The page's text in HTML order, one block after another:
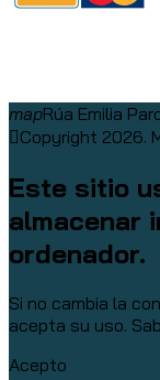
mapRúa Emilia
Copyright 2026.
Este sitio
almacenar
ordenador.
Si no cambia la
acepta su uso.
Acepto